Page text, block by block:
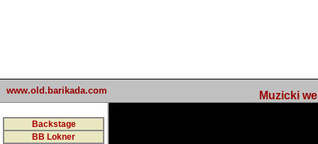
www.old.barikada.com Muzicki
Backstage
BB Lokner